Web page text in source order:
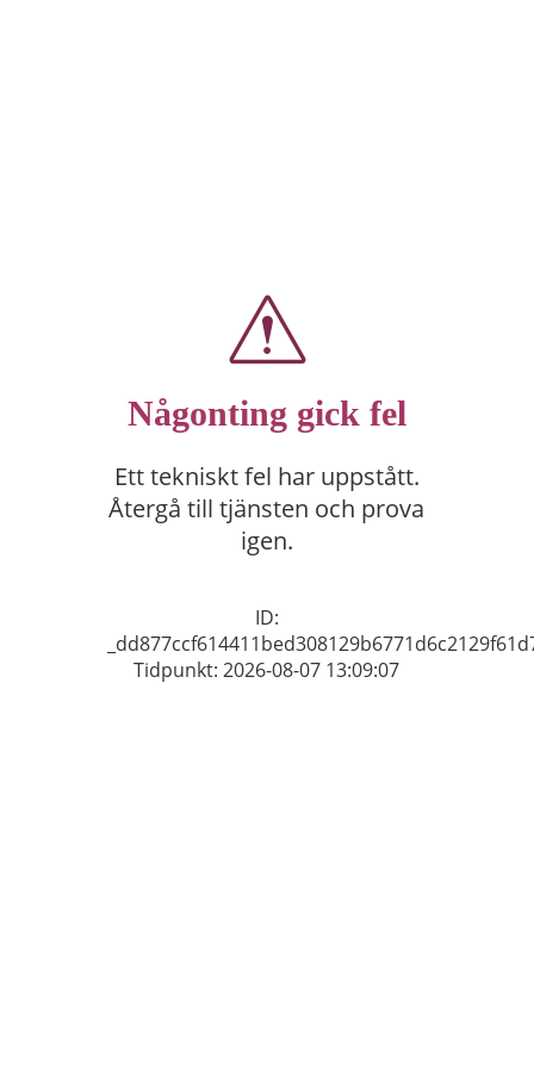
Någonting gick fel
Ett tekniskt fel har uppstått.
Återgå till tjänsten och prova
igen.
ID:
Tidpunkt: 2026-08-07 13:09:07